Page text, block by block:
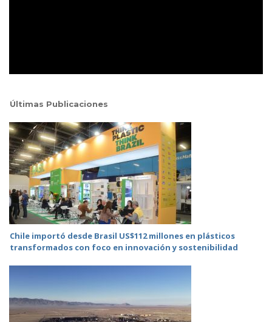
Últimas Publicaciones
Chile importó desde Brasil US$112 millones en plásticos
transformados con foco en innovación y sostenibilidad